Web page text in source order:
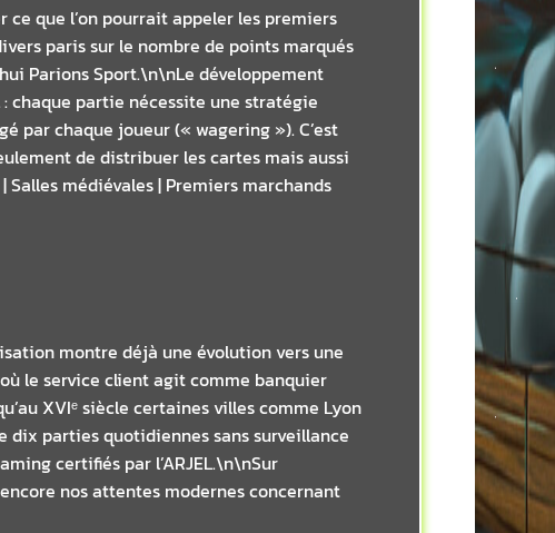
ce que l’on pourrait appeler les premiers
paris sur le nombre de points marqués
Parions Sport.\n\nLe développement
partie nécessite une stratégie
par chaque joueur (« wagering »). C’est
de distribuer les cartes mais aussi
médiévales | Premiers marchands
montre déjà une évolution vers une
le service client agit comme banquier
XVIᵉ siècle certaines villes comme Lyon
dix parties quotidiennes sans surveillance
certifiés par l’ARJEL.\n\nSur
nos attentes modernes concernant